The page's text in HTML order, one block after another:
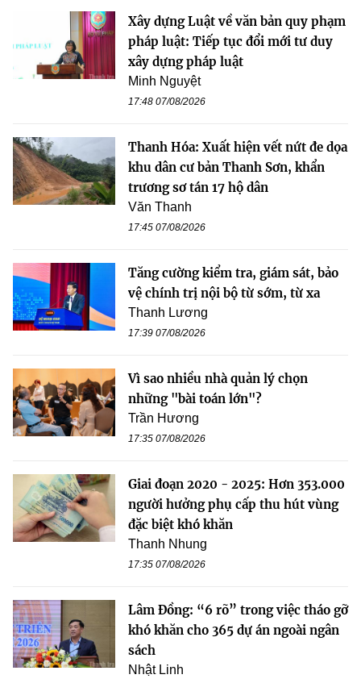
Xây dựng Luật về văn bản quy phạm
pháp luật: Tiếp tục đổi mới tư duy
xây dựng pháp luật
Minh Nguyệt
17:48 07/08/2026
Thanh Hóa: Xuất hiện vết nứt đe dọa
khu dân cư bản Thanh Sơn, khẩn
trương sơ tán 17 hộ dân
Văn Thanh
17:45 07/08/2026
Tăng cường kiểm tra, giám sát, bảo
vệ chính trị nội bộ từ sớm, từ xa
Thanh Lương
17:39 07/08/2026
Vì sao nhiều nhà quản lý chọn
những "bài toán lớn"?
Trần Hương
17:35 07/08/2026
Giai đoạn 2020 - 2025: Hơn 353.000
người hưởng phụ cấp thu hút vùng
đặc biệt khó khăn
Thanh Nhung
17:35 07/08/2026
Lâm Đồng: “6 rõ” trong việc tháo gỡ
khó khăn cho 365 dự án ngoài ngân
sách
Nhật Linh